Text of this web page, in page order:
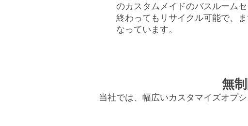
のカスタムメイドのバスルーム
終わってもリサイクル可能で、
なっています。
無
当社では、幅広いカスタマイズオプ